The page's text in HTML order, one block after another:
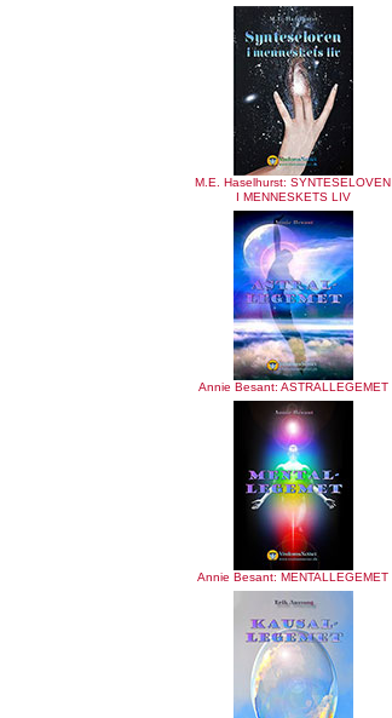
M.E. Haselhurst: SYNTESELOVEN
I MENNESKETS LIV
Annie Besant: ASTRALLEGEMET
Annie Besant: MENTALLEGEMET